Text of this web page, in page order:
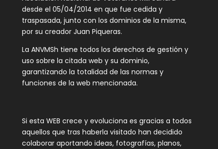
desde el 05/04/2014 en que fue cedida y
traspasada, junto con los dominios de la misma,
por su creador Juan Piqueras.
La ANVMSh tiene todos los derechos de gestión y
uso sobre la citada web y su dominio,
garantizando la totalidad de las normas y
funciones de la web mencionada.
Si esta WEB crece y evoluciona es gracias a todos
aquellos que tras haberla visitado han decidido
colaborar aportando ideas, fotografías, planos,